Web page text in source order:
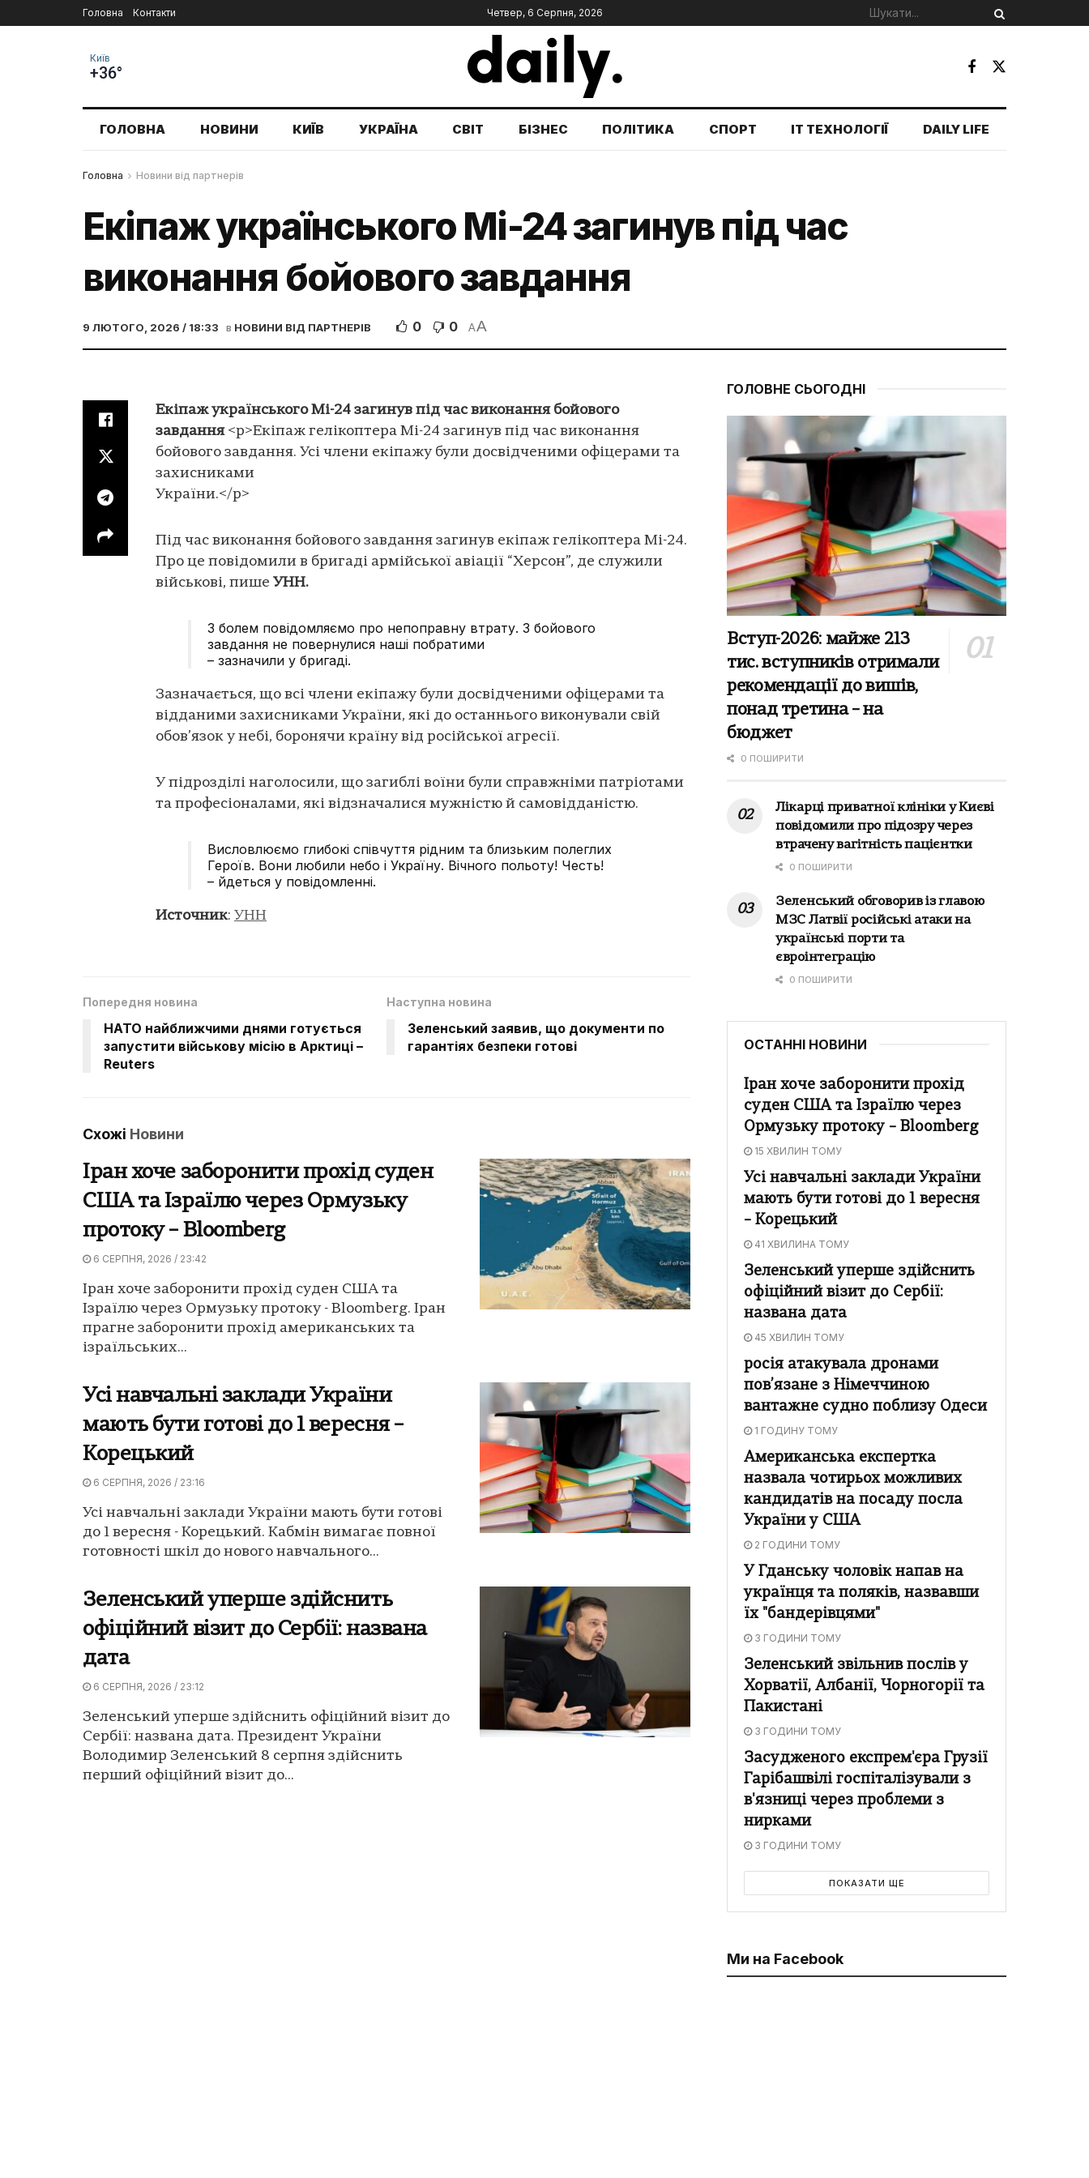
Головна Контакти Четвер, 6 Серпня, 2026
Київ
+36°
ГОЛОВНА НОВИНИ КИЇВ УКРАЇНА СВІТ БІЗНЕС ПОЛІТИКА СПОРТ IT ТЕХНОЛОГІЇ DAILY LIFE
Головна Новини від партнерів
Екіпаж українського Мі-24 загинув під час
виконання бойового завдання
9 ЛЮТОГО, 2026 / 18:33 в НОВИНИ ВІД ПАРТНЕРІВ 0 0 AA
Екіпаж українського Мі-24 загинув під час виконання бойового
завдання <p>Екіпаж гелікоптера Мі-24 загинув під час виконання
бойового завдання. Усі члени екіпажу були досвідченими офіцерами та
захисниками
України.</p>
Під час виконання бойового завдання загинув екіпаж гелікоптера Мі-24.
Про це повідомили в бригаді армійської авіації “Херсон”, де служили
військові, пише УНН.
З болем повідомляємо про непоправну втрату. З бойового
завдання не повернулися наші побратими
– зазначили у бригаді.
Зазначається, що всі члени екіпажу були досвідченими офіцерами та
відданими захисниками України, які до останнього виконували свій
обов’язок у небі, боронячи країну від російської агресії.
У підрозділі наголосили, що загиблі воїни були справжніми патріотами
та професіоналами, які відзначалися мужністю й самовідданістю.
Висловлюємо глибокі співчуття рідним та близьким полеглих
Героїв. Вони любили небо і Україну. Вічного польоту! Честь!
– йдеться у повідомленні.
Источник: УНН
Попередня новина
НАТО найближчими днями готується
запустити військову місію в Арктиці –
Reuters
Наступна новина
Зеленський заявив, що документи по
гарантіях безпеки готові
Схожі Новини
Іран хоче заборонити прохід суден
США та Ізраїлю через Ормузьку
протоку – Bloomberg
6 СЕРПНЯ, 2026 / 23:42
Іран хоче заборонити прохід суден США та
Ізраїлю через Ормузьку протоку - Bloomberg. Іран
прагне заборонити прохід американських та
ізраїльських...
Усі навчальні заклади України
мають бути готові до 1 вересня –
Корецький
6 СЕРПНЯ, 2026 / 23:16
Усі навчальні заклади України мають бути готові
до 1 вересня - Корецький. Кабмін вимагає повної
готовності шкіл до нового навчального...
Зеленський уперше здійснить
офіційний візит до Сербії: названа
дата
6 СЕРПНЯ, 2026 / 23:12
Зеленський уперше здійснить офіційний візит до
Сербії: названа дата. Президент України
Володимир Зеленський 8 серпня здійснить
перший офіційний візит до...
ГОЛОВНЕ СЬОГОДНІ
Вступ-2026: майже 213
тис. вступників отримали
рекомендації до вишів,
понад третина – на
бюджет
0 ПОШИРИТИ
Лікарці приватної клініки у Києві
повідомили про підозру через
втрачену вагітність пацієнтки
0 ПОШИРИТИ
Зеленський обговорив із главою
МЗС Латвії російські атаки на
українські порти та
євроінтеграцію
0 ПОШИРИТИ
ОСТАННІ НОВИНИ
Іран хоче заборонити прохід
суден США та Ізраїлю через
Ормузьку протоку – Bloomberg
15 ХВИЛИН ТОМУ
Усі навчальні заклади України
мають бути готові до 1 вересня
– Корецький
41 ХВИЛИНА ТОМУ
Зеленський уперше здійснить
офіційний візит до Сербії:
названа дата
45 ХВИЛИН ТОМУ
росія атакувала дронами
пов’язане з Німеччиною
вантажне судно поблизу Одеси
1 ГОДИНУ ТОМУ
Американська експертка
назвала чотирьох можливих
кандидатів на посаду посла
України у США
2 ГОДИНИ ТОМУ
У Гданську чоловік напав на
українця та поляків, назвавши
їх "бандерівцями"
3 ГОДИНИ ТОМУ
Зеленський звільнив послів у
Хорватії, Албанії, Чорногорії та
Пакистані
3 ГОДИНИ ТОМУ
Засудженого експрем'єра Грузії
Гарібашвілі госпіталізували з
в'язниці через проблеми з
нирками
3 ГОДИНИ ТОМУ
ПОКАЗАТИ ЩЕ
Ми на Facebook